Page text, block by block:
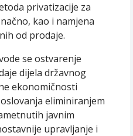
privatizacije za
kao i namjena
od prodaje.
se ostvarenje
dijela državnog
ekonomičnosti
eliminiranjem
javnim
upravljanje i